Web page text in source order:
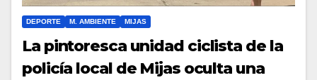
DEPORTE M. AMBIENTE MIJAS
La pintoresca unidad ciclista de la
policía local de Mijas oculta una